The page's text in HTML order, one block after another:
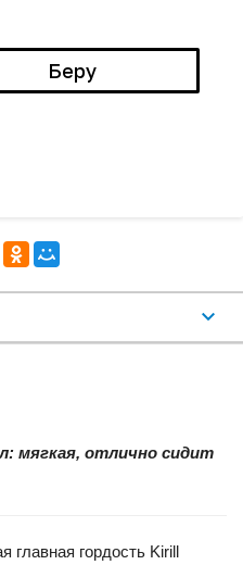
мягкая, отлично сидит
главная гордость Kirill